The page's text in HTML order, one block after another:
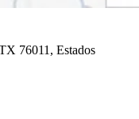
76011, Estados